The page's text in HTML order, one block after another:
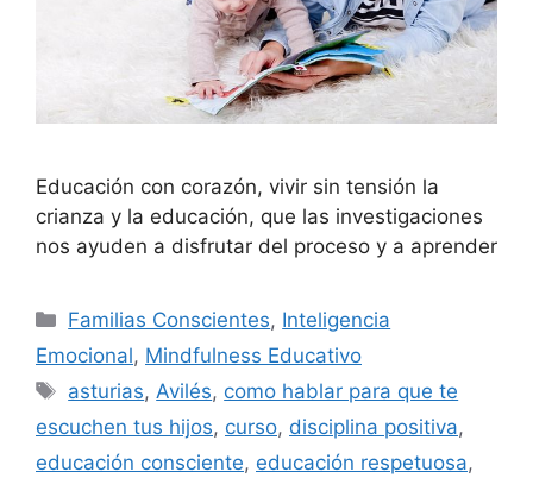
Educación con corazón, vivir sin tensión la
crianza y la educación, que las investigaciones
nos ayuden a disfrutar del proceso y a aprender
Familias Conscientes, Inteligencia
Emocional, Mindfulness Educativo
asturias, Avilés, como hablar para que te
escuchen tus hijos, curso, disciplina positiva,
educación consciente, educación respetuosa,